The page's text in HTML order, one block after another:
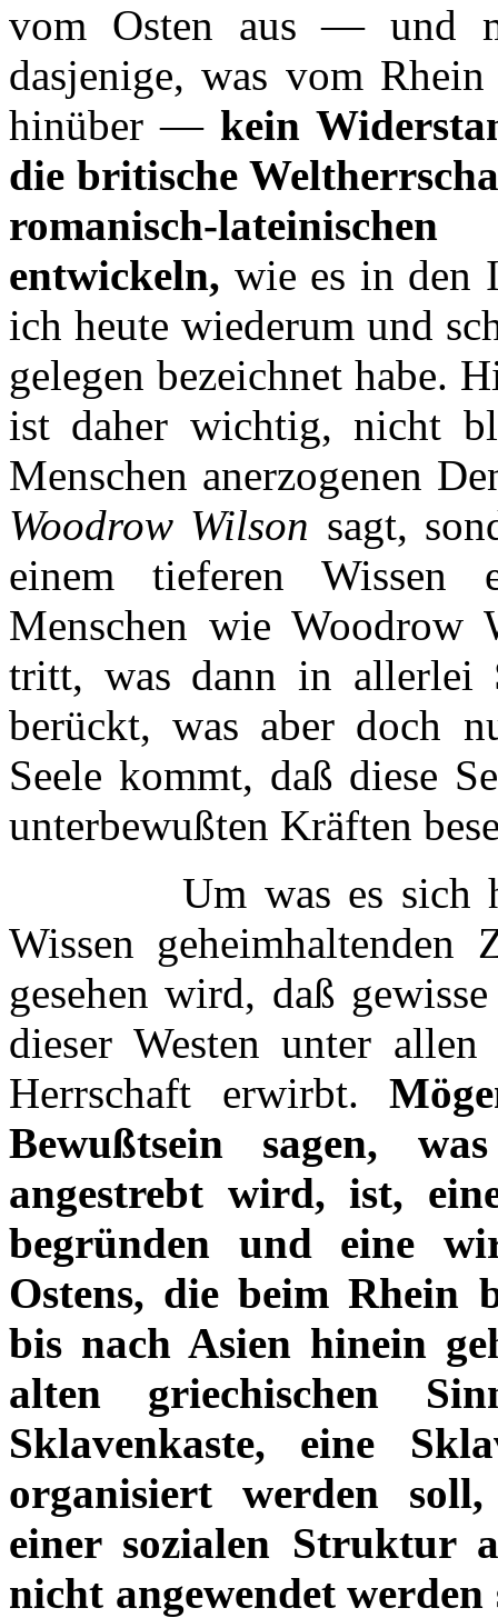
vom Osten aus — und
dasjenige, was vom
hinüber — kein
die britische
romanisch-
entwickeln, wie es in den
ich heute wiederum und
gelegen bezeichnet habe.
ist daher wichtig, nicht
Menschen anerzogenen
Woodrow Wilson sagt,
einem tieferen Wissen
Menschen wie Woodrow
tritt, was dann in allerlei
berückt, was aber doch
Seele kommt, daß diese
unterbewußten Kräften
Um was es sich
Wissen geheimhaltenden
gesehen wird, daß
dieser Westen unter
Herrschaft erwirbt.
Bewußtsein sagen,
angestrebt wird, ist,
begründen und eine
Ostens, die beim Rhein
bis nach Asien hinein
alten griechischen
Sklavenkaste, eine
organisiert werden
einer sozialen Struktur
nicht angewendet